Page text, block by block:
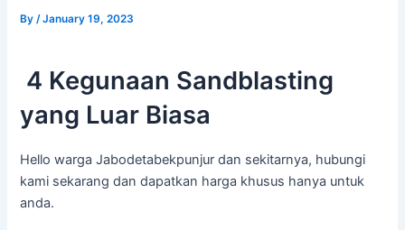
By/January 19, 2023
4 Kegunaan Sandblasting
yang Luar Biasa
Hello warga Jabodetabekpunjur dan sekitarnya, hubungi
kami sekarang dan dapatkan harga khusus hanya untuk
anda.